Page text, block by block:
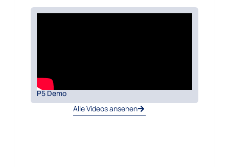
P5 Demo
Alle Videos ansehen